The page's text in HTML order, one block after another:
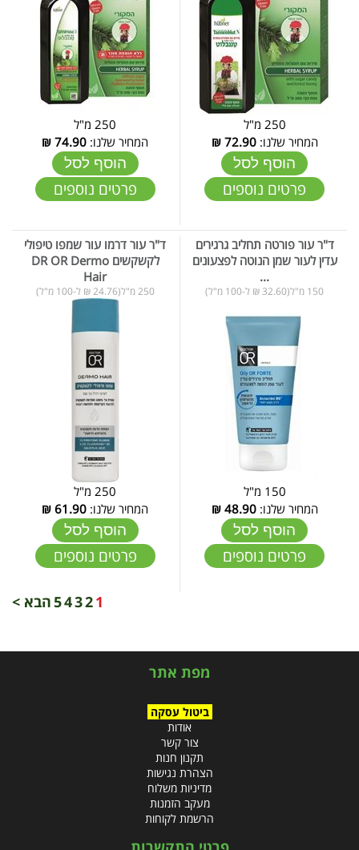
250 מ"ל
המחיר שלנו:72.90
₪
הוסף לסל
פרטים נוספים
250 מ"ל
המחיר שלנו: 74.90
₪
הוסף לסל
פרטים נוספים
ד"ר עור פורטה תחליב גרגירים
עדין לעור שמן הנוטה לפצעונים
...
150 מ"ל(32.60 ₪ ל-100 מ"ל)
150 מ"ל
המחיר שלנו:48.90
₪
הוסף לסל
פרטים נוספים
ד"ר עור דרמו עור שמפו טיפולי
לקשקשים DR OR Dermo
Hair
250 מ"ל(24.76 ₪ ל-100 מ"ל)
250 מ"ל
המחיר שלנו: 61.90
₪
הוסף לסל
פרטים נוספים
1
2
3
4
5הבא >
מפת אתר
ביטול עסקה
אודות
צור קשר
תקנון חנות
הצהרת נגישות
מדיניות משלוח
מעקב הזמנות
הרשמת לקוחות